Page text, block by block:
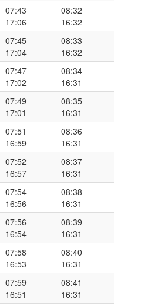
07:43
17:06
08:32
16:32
07:45
17:04
08:33
16:32
07:47
17:02
08:34
16:31
07:49
17:01
08:35
16:31
07:51
16:59
08:36
16:31
07:52
16:57
08:37
16:31
07:54
16:56
08:38
16:31
07:56
16:54
08:39
16:31
07:58
16:53
08:40
16:31
07:59
16:51
08:41
16:31